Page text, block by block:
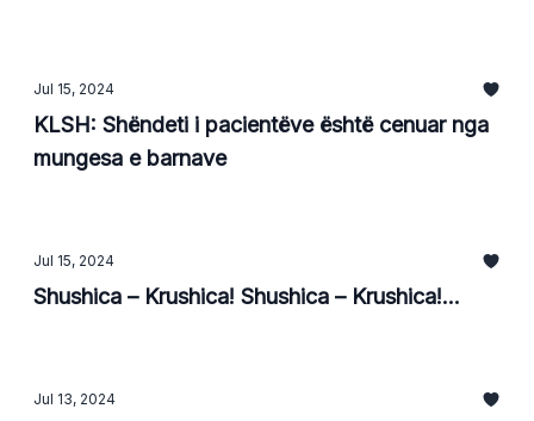
Jul 15, 2024
KLSH: Shëndeti i pacientëve është cenuar nga
mungesa e barnave
Jul 15, 2024
Shushica – Krushica! Shushica – Krushica!...
Jul 13, 2024